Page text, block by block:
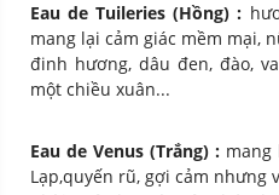
Eau de Tuileries (Hồng) :
mang lại cảm giác mềm mại,
đinh hương, dâu đen, đào,
một chiều xuân...
Eau de Venus (Trắng) : mang
Lạp,quyến rũ, gợi cảm nhưng